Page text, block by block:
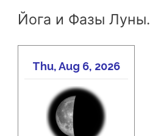
Йога и Фазы Луны.